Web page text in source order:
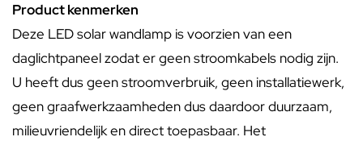
Product kenmerken
Deze LED solar wandlamp is voorzien van een
daglichtpaneel zodat er geen stroomkabels nodig zijn.
U heeft dus geen stroomverbruik, geen installatiewerk,
geen graafwerkzaamheden dus daardoor duurzaam,
milieuvriendelijk en direct toepasbaar. Het